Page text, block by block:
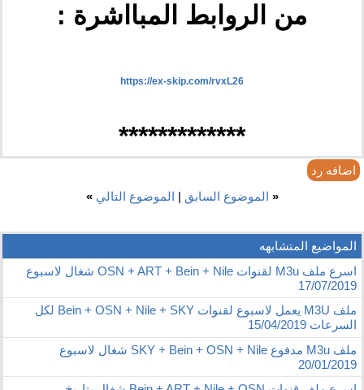
من الروابط المبااشرة :
https://ex-skip.com/rvxL26
*************
اضافه رد
« الموضوع السابق | الموضوع التالي »
المواضيع المتشابهه
اسرع ملف M3u لقنوات OSN + ART + Bein + Nile شغال لاسبوع
17/07/2019
ملف M3U يعمل لاسبوع لقنوات Bein + OSN + Nile + SKY لكل
السرعات 15/04/2019
ملف M3u مدفوع SKY + Bein + OSN + Nile شغال لاسبوع
20/01/2019